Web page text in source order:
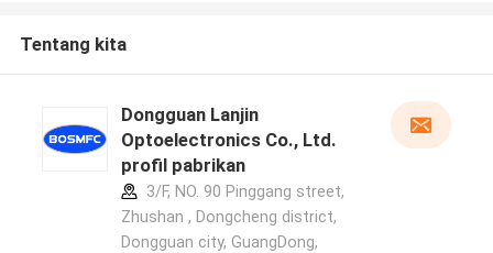
Tentang kita
Dongguan Lanjin
Optoelectronics Co., Ltd.
profil pabrikan
3/F, NO. 90 Pinggang street,
Zhushan , Dongcheng district,
Dongguan city, GuangDong,